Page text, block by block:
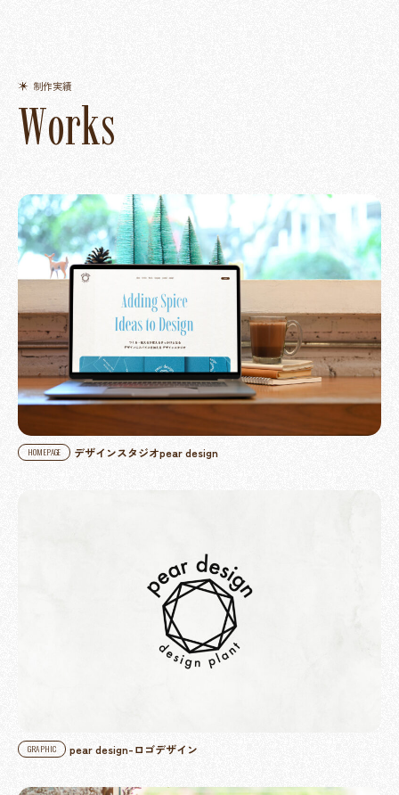
制作実績
Works
HOMEPAGE デザインスタジオpear design
GRAPHIC pear design-ロゴデザイン